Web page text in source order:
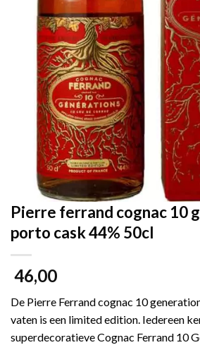
Pierre ferrand cognac 10
porto cask 44% 50cl
46,00
De Pierre Ferrand cognac 10
vaten is een limited edition. Iedereen
superdecoratieve Cognac Ferrand 10